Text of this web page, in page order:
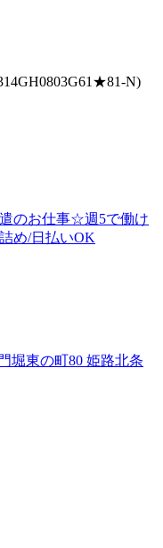
N)
遣のお仕事☆週5で働け
め/日払いOK
堀東の町80 姫路北条